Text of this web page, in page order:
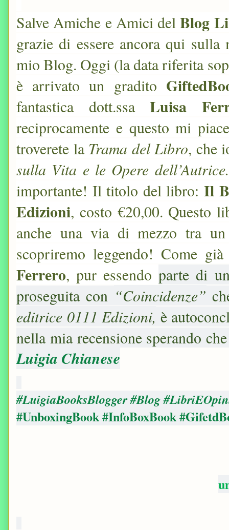
Salve Amiche e Amici delBlog
grazie di essere ancora qui
mio Blog. Oggi (la data riferita
è arrivato un gradito
fantastica dott.ssaLuisa
reciprocamente e questo mi
troverete la Trama del Libro, che
sulla Vita e le Opere dell’Autrice.
importante! Il titolo del libro: Il
Edizioni, costo €20,00. Questo
anche una via di mezzo tra
scopriremo leggendo! Come
Ferrero, pur essendoparte di
proseguita con “Coincidenze”
editrice 0111 Edizioni, è
nella mia recensione sperando
Luigia Chianese
#LuigiaBooksBlogger #Blog
#UnboxingBook #InfoBoxBook